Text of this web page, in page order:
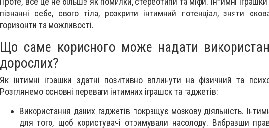
пізнанні себе, свого тіла, розкрити інтимний потенціал, зняти
горизонти та можливості.
Що саме корисного може надати
дорослих?
Як інтимні іграшки здатні позитивно вплинути на фізичний та
Розглянемо основні переваги інтимних іграшок та гаджетів:
Використання даних гаджетів покращує мозкову діяльність.
для того, щоб користувачі отримували насолоду. Вибравши